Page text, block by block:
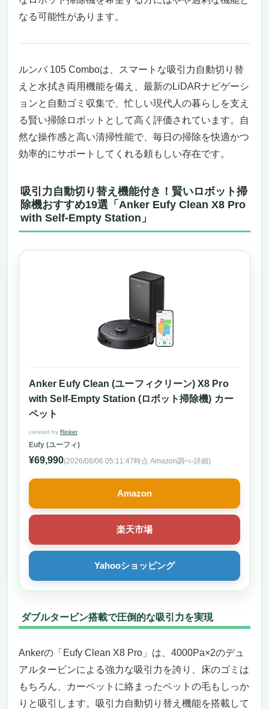
い
吸引力 自動 切り替え機能 付き！ Dreame L20
ー
業界初のモップエクステンド技術で死角な
し！徹底的な床掃除を実現
ングで賢く物体を回避
加圧回転式デュアルモップ＆カーペット対応
で多彩な床面に対応
予備パーツも充実
こんなニーズがある人におすすめ
こんなニーズがある人にはおすすめできない
なる可能性があります。
ルンバ 105 Comboは、スマートな吸引力自動切り替
えと水拭き両用機能を備え、最新のLiDARナビゲーシ
ョンと自動ゴミ収集で、忙しい現代人の暮らしを支え
る賢い掃除ロボットとして高く評価されています。自
然な操作感と高い清掃性能で、毎日の掃除を快適かつ
効率的にサポートしてくれる頼もしい存在です。
吸引力自動切り替え機能付き！賢いロボット掃
除機おすすめ19選「Anker Eufy Clean X8 Pro
with Self-Empty Station」
Anker Eufy Clean (ユーフィクリーン) X8 Pro
with Self-Empty Station (ロボット掃除機) カー
ペット
created by Rinker
Eufy (ユーフィ)
¥69,990(2026/08/06 05:11:47時点 Amazon調べ-詳細)
Amazon
楽天市場
Yahooショッピング
ダブルタービン搭載で圧倒的な吸引力を実現
Ankerの「Eufy Clean X8 Pro」は、4000Pa×2のデュ
アルタービンによる強力な吸引力を誇り、床のゴミは
もちろん、カーペットに絡まったペットの毛もしっか
りと吸引します。吸引力自動切り替え機能を搭載して